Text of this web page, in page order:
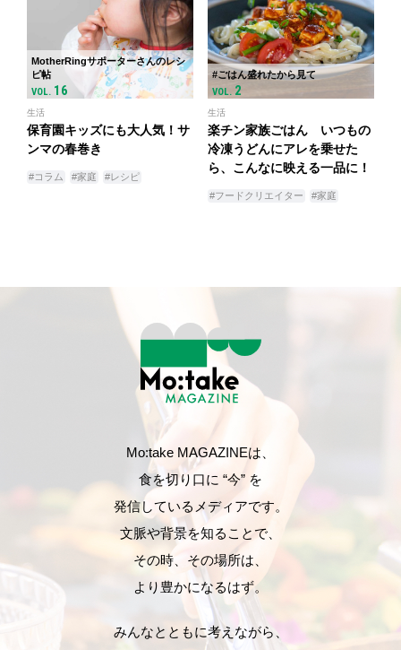
MotherRingサポーターさんのレシ
ピ帖
VOL. 16
生活
保育園キッズにも大人気！サ
ンマの春巻き
#コラム #家庭 #レシピ
#ごはん盛れたから見て
VOL. 2
生活
楽チン家族ごはん いつもの
冷凍うどんにアレを乗せた
ら、こんなに映える一品に！
#フードクリエイター #家庭
Mo:take MAGAZINEは、
食を切り口に “今” を
発信しているメディアです。
文脈や背景を知ることで、
その時、その場所は、
より豊かになるはず。
みんなとともに考えながら、